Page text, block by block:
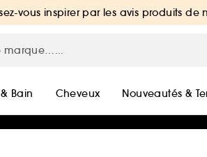
vous inspirer par les avis produits
Bain Cheveux Nouveautés &